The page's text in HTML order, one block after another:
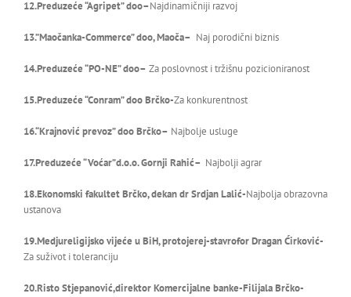
12.Preduzeće “Agripet” doo–Najdinamičniji razvoj
13.”Maočanka-Commerce” doo, Maoča– Naj porodični biznis
14.Preduzeće “PO-NE” doo– Za poslovnost i tržišnu pozicioniranost
15.Preduzeće “Conram” doo Brčko-Za konkurentnost
16.“Krajnović prevoz” doo Brčko– Najbolje usluge
17.Preduzeće “Voćar”d.o.o. Gornji Rahić– Najbolji agrar
18.Ekonomski fakultet Brčko, dekan dr Srdjan Lalić-Najbolja obrazovna
ustanova
19.Medjureligijsko vijeće u BiH, protojerej-stavrofor Dragan Ćirković-
Za suživot i toleranciju
20.Risto Stjepanović,direktor Komercijalne banke-Filijala Brčko-